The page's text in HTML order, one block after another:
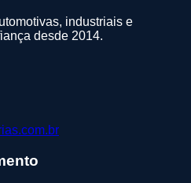
industriais e
desde 2014.